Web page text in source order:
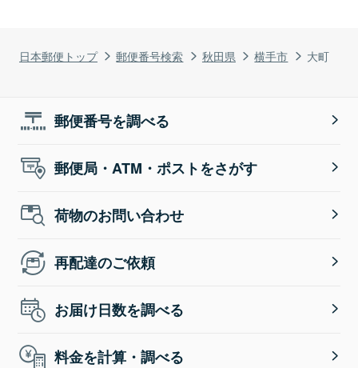
日本郵便トップ 郵便番号検索 秋田県 横手市 大町
郵便番号を調べる
郵便局・ATM・ポストをさがす
荷物のお問い合わせ
再配達のご依頼
お届け日数を調べる
料金を計算・調べる